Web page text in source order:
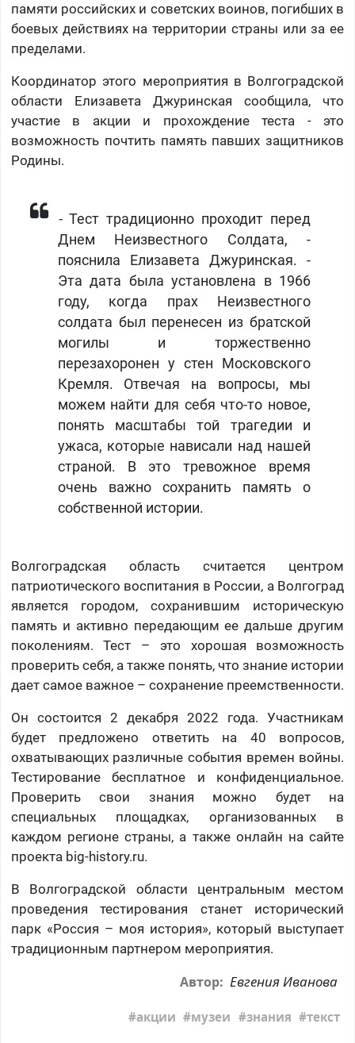
памяти российских и советских воинов, погибших в
боевых действиях на территории страны или за ее
пределами.
Координатор этого мероприятия в Волгоградской
области Елизавета Джуринская сообщила, что
участие в акции и прохождение теста - это
возможность почтить память павших защитников
Родины.
- Тест традиционно проходит перед
Днем Неизвестного Солдата, -
пояснила Елизавета Джуринская. -
Эта дата была установлена в 1966
году, когда прах Неизвестного
солдата был перенесен из братской
могилы и торжественно
перезахоронен у стен Московского
Кремля. Отвечая на вопросы, мы
можем найти для себя что-то новое,
понять масштабы той трагедии и
ужаса, которые нависали над нашей
страной. В это тревожное время
очень важно сохранить память о
собственной истории.
Волгоградская область считается центром
патриотического воспитания в России, а Волгоград
является городом, сохранившим историческую
память и активно передающим ее дальше другим
поколениям. Тест – это хорошая возможность
проверить себя, а также понять, что знание истории
дает самое важное – сохранение преемственности.
Он состоится 2 декабря 2022 года. Участникам
будет предложено ответить на 40 вопросов,
охватывающих различные события времен войны.
Тестирование бесплатное и конфиденциальное.
Проверить свои знания можно будет на
специальных площадках, организованных в
каждом регионе страны, а также онлайн на сайте
проекта big-history.ru.
В Волгоградской области центральным местом
проведения тестирования станет исторический
парк «Россия – моя история», который выступает
традиционным партнером мероприятия.
Автор: Евгения Иванова
акции музеи знания текст